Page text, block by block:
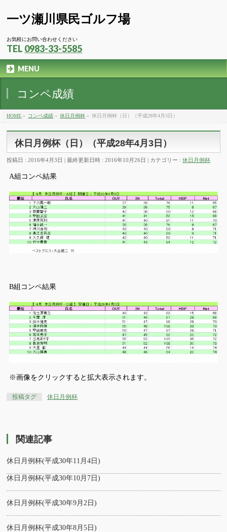
一ツ瀬川県民ゴルフ場
お気軽にお問い合わせください
TEL 0983-33-5585
MENU
コンペ成績
HOME » コンペ成績 » 休日月例杯 » 休日月例杯（日）（平成28年4月3日）
休日月例杯（日）（平成28年4月3日）
投稿日 : 2016年4月3日 最終更新日時 : 2016年10月26日 カテゴリー :休日月例杯
A組コンペ結果
B組コンペ結果
※画像をクリックすると拡大表示されます。
投稿タグ 休日月例杯
関連記事
休日月例杯(平成30年11月4日)
休日月例杯(平成30年10月7日)
休日月例杯(平成30年9月2日)
休日月例杯(平成30年8月5日)